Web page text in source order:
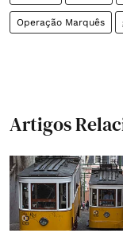
Operação Marquês
Artigos